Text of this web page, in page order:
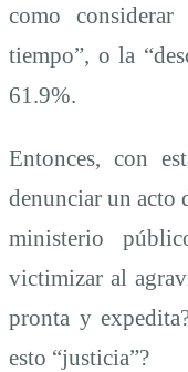
como
tiempo”, o la
61.9%.
Entonces, con
denunciar un acto
ministerio
victimizar al
pronta y
esto “justicia”?